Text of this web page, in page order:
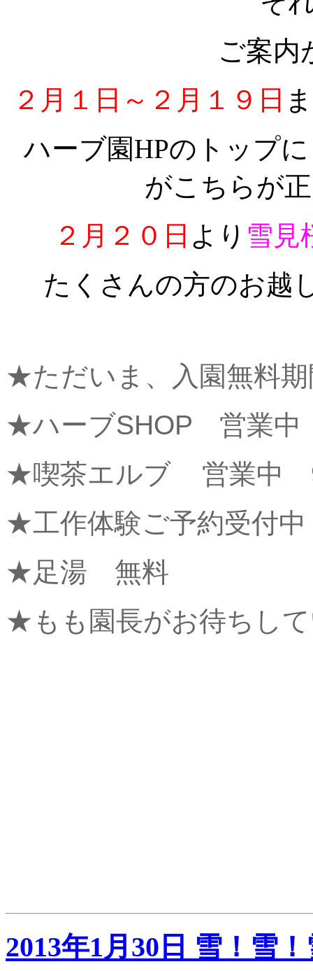
ご案内
２月１日～２月１９日
ハーブ園HPのトップ
がこちらが
２月２０日 より 雪見
たくさんの方のお越
★ただいま、入園無料期
★ハーブSHOP 営業中
★喫茶エルブ 営業中
★工作体験ご予約受付
★足湯 無料
★もも園長がお待ちし
2013年1月30日 雪！雪